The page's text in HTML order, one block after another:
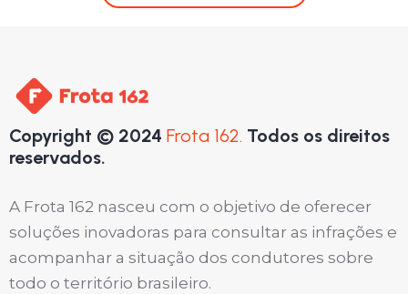
Copyright © 2024 Frota 162. Todos os direitos
reservados.
A Frota 162 nasceu com o objetivo de oferecer
soluções inovadoras para consultar as infrações e
acompanhar a situação dos condutores sobre
todo o território brasileiro.